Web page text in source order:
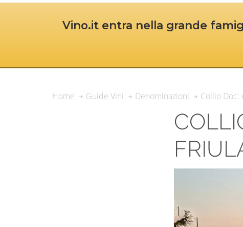
Vino.it entra nella grande
Home Guide Vini Denominazioni Collio Doc: